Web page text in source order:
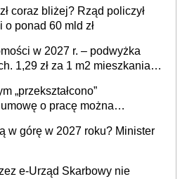
coraz bliżej? Rząd policzył
o ponad 60 mld zł
w 2027 r. – podwyżka
1,29 zł za 1 m2 mieszkania,
gospodarczej
„przekształcono”
o pracę można
racjonalnym wyjściem
w górę w 2027 roku? Minister
e-Urząd Skarbowy nie